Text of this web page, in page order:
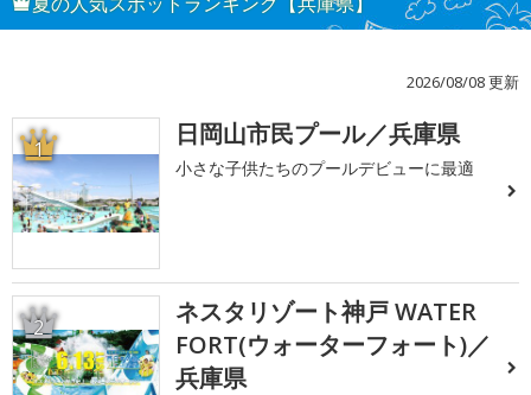
2026/08/08 更新
1 日岡山市民プール／兵庫県
小さな子供たちのプールデビューに最適
2
ネスタリゾート神戸 WATER
FORT(ウォーターフォート)／
兵庫県